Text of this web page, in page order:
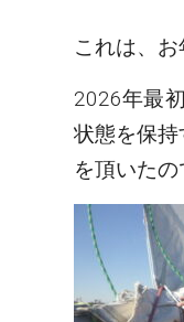
これは、お
2026年最
状態を保
を頂いた